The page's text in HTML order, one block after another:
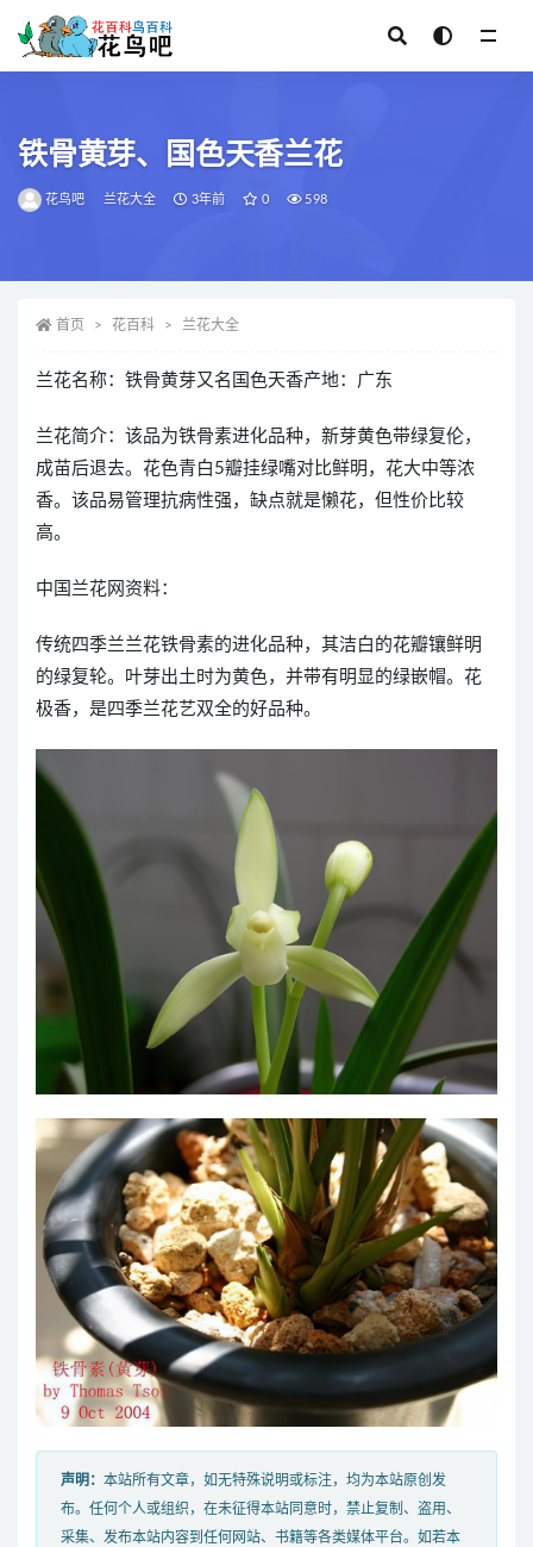
铁骨黄芽、国色天香兰花
花鸟吧 兰花大全 3年前 0 598
首页 花百科 兰花大全
兰花名称：铁骨黄芽又名国色天香产地：广东
兰花简介：该品为铁骨素进化品种，新芽黄色带绿复伦，
成苗后退去。花色青白5瓣挂绿嘴对比鲜明，花大中等浓
香。该品易管理抗病性强，缺点就是懒花，但性价比较
高。
中国兰花网资料：
传统四季兰兰花铁骨素的进化品种，其洁白的花瓣镶鲜明
的绿复轮。叶芽出土时为黄色，并带有明显的绿嵌帽。花
极香，是四季兰花艺双全的好品种。
声明： 本站所有文章，如无特殊说明或标注，均为本站原创发
布。任何个人或组织，在未征得本站同意时，禁止复制、盗用、
采集、发布本站内容到任何网站、书籍等各类媒体平台。如若本